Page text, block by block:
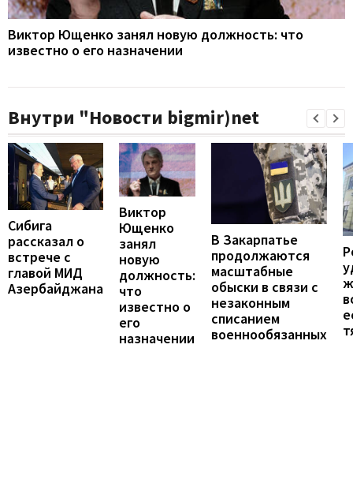
Виктор Ющенко занял новую должность: что
известно о его назначении
Внутри "Новости bigmir)net
Сибига
рассказал о
встрече с
главой МИД
Азербайджана
Виктор
Ющенко
занял
новую
должность:
что
известно о
его
назначении
В Закарпатье
продолжаются
масштабные
обыски в связи с
незаконным
списанием
военнообязанных